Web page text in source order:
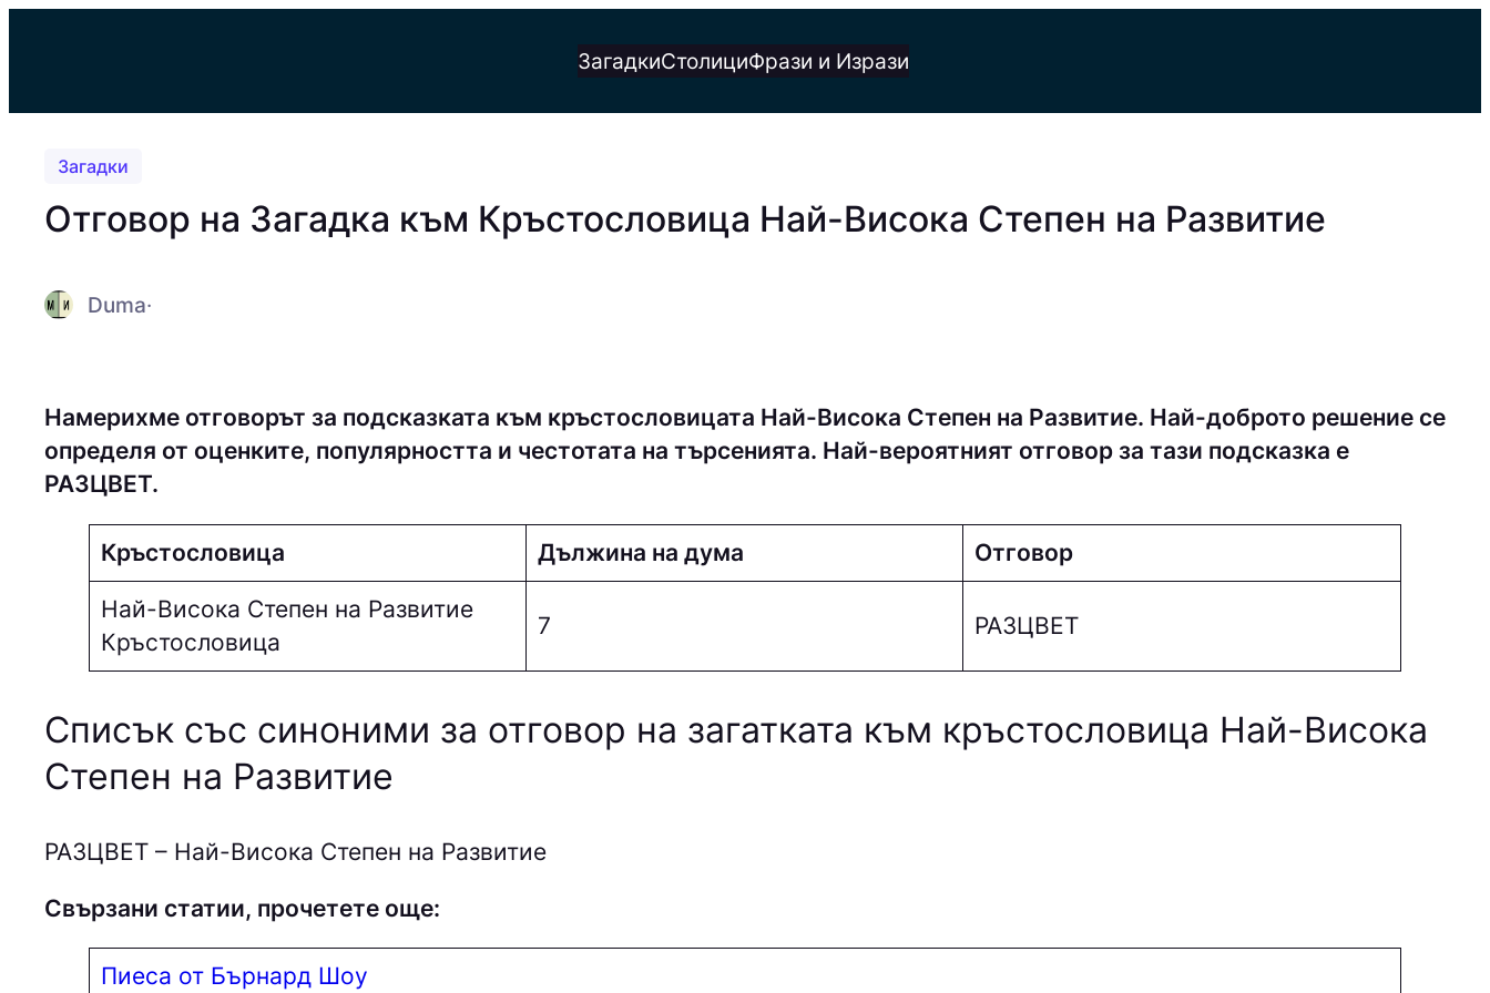
ЗагадкиСтолициФрази и Изрази
Загадки
Отговор на Загадка към Кръстословица Най-Висока Степен на Развитие
Duma·
Намерихме отговорът за подсказката към кръстословицата Най-Висока Степен на Развитие. Най-доброто решение се
определя от оценките, популярността и честотата на търсенията. Най-вероятният отговор за тази подсказка е
PAЗЦВEТ.
Кръстословица Дължина на дума Отговор
Най-Висока Степен на Развитие
Кръстословица
7 PAЗЦВEТ
Списък със синоними за отговор на загатката към кръстословица Най-Висока
Степен на Развитие
PAЗЦВEТ – Най-Висока Степен на Развитие
Свързани статии, прочетете още:
Пиеса от Бърнард Шоу